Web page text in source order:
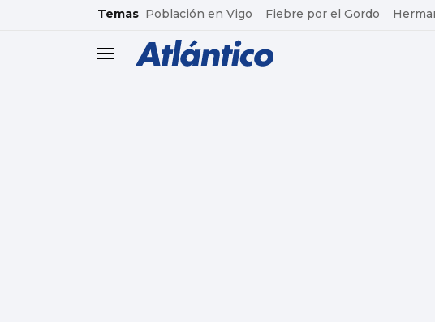
common.go-to-content
Temas Población en Vigo Fiebre por el Gordo
header.menu.open